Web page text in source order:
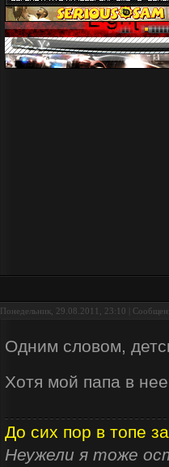
Понедельник, 29.08.2011, 23:10 |
Одним словом,
Хотя мой папа в
До сих пор в топе
Неужели я тоже